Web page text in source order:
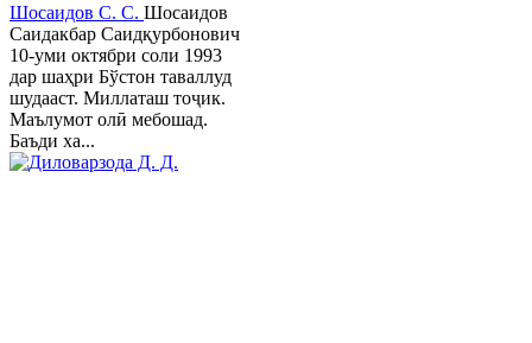
Шосаидов С. С. Шосаидов
Саидакбар Саидқурбонович
10-уми октябри соли 1993
дар шаҳри Бўстон таваллуд
шудааст. Миллаташ тоҷик.
Маълумот олӣ мебошад.
Баъди ха...